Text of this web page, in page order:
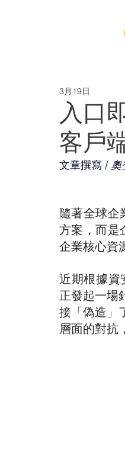
入口
客戶
3月19日
文章撰寫 / 奧
隨著全球企
方案，而是
企業核心資
近期根據資
正發起一場
接「偽造」
層面的對抗